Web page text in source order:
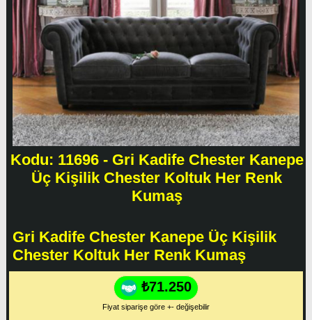
Kodu: 11696 - Gri Kadife Chester Kanepe
Üç Kişilik Chester Koltuk Her Renk
Kumaş
Gri Kadife Chester Kanepe Üç Kişilik
Chester Koltuk Her Renk Kumaş
₺71.250
Fiyat siparişe göre +- değişebilir